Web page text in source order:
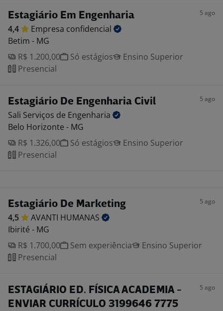
Estagiário Em Engenharia 5 ago
4,4 Empresa confidencial
Betim - MG
R$ 1.200,00
Só estágios
Ensino Superior
Presencial
Estagiário De Engenharia Civil 5 ago
Sali Serviços de Engenharia
Belo Horizonte - MG
R$ 1.326,00
Só estágios
Ensino Superior
Presencial
Estagiário De Marketing 5 ago
4,5 AVANTI HUMANAS
Ibirité - MG
R$ 1.700,00
Sem experiência
Ensino Superior
Presencial
ESTAGIÁRIO ED. FÍSICA ACADEMIA -
ENVIAR CURRÍCULO 3199646 7775
5 ago